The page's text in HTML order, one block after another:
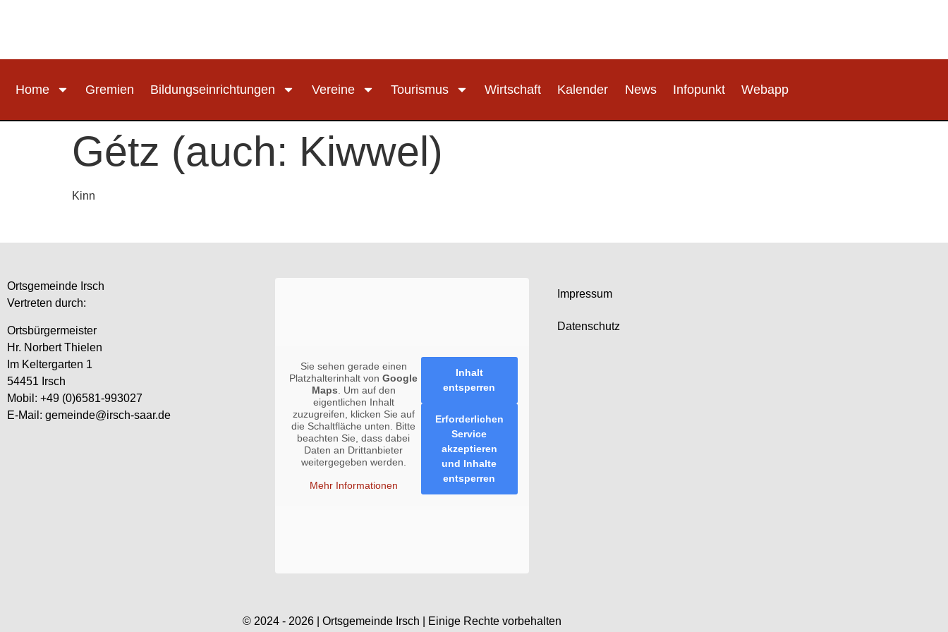
Home Gremien Bildungseinrichtungen Vereine Tourismus Wirtschaft Kalender News Infopunkt Webapp
Gétz (auch: Kiwwel)
Kinn
Ortsgemeinde Irsch
Vertreten durch:
Ortsbürgermeister
Hr. Norbert Thielen
Im Keltergarten 1
54451 Irsch
Mobil: +49 (0)6581-993027
E-Mail: gemeinde@irsch-saar.de
Sie sehen gerade einen
Platzhalterinhalt vonGoogle
Maps . Um auf den
eigentlichen Inhalt
zuzugreifen, klicken Sie auf
die Schaltfläche unten. Bitte
beachten Sie, dass dabei
Daten an Drittanbieter
weitergegeben werden.
Mehr Informationen
Inhalt
entsperren
Erforderlichen
Service
akzeptieren
und Inhalte
entsperren
Impressum
Datenschutz
© 2024 - 2026 | Ortsgemeinde Irsch | Einige Rechte vorbehalten